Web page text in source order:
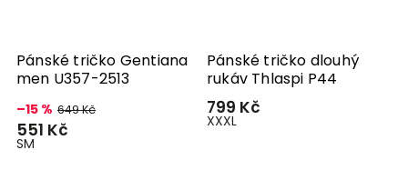
Pánské tričko Gentiana
men U357-2513
–15 % 649 Kč
551 Kč
SM
Pánské tričko dlouhý
rukáv Thlaspi P44
799 Kč
XXXL